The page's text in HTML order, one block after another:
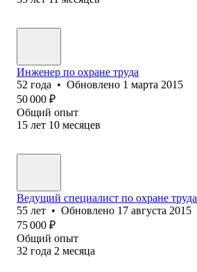
Инженер по охране труда
52 года • Обновлено 1 марта 2015
50 000 ₽
Общий опыт
15 лет 10 месяцев
Ведущий специалист по охране труда
55 лет • Обновлено 17 августа 2015
75 000 ₽
Общий опыт
32 года 2 месяца